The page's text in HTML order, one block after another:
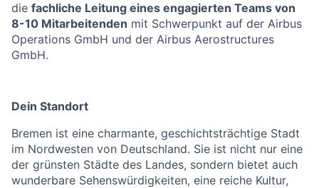
die fachliche Leitung eines engagierten Teams von
8-10 Mitarbeitenden mit Schwerpunkt auf der Airbus
Operations GmbH und der Airbus Aerostructures
GmbH.
Dein Standort
Bremen ist eine charmante, geschichtsträchtige Stadt
im Nordwesten von Deutschland. Sie ist nicht nur eine
der grünsten Städte des Landes, sondern bietet auch
wunderbare Sehenswürdigkeiten, eine reiche Kultur,